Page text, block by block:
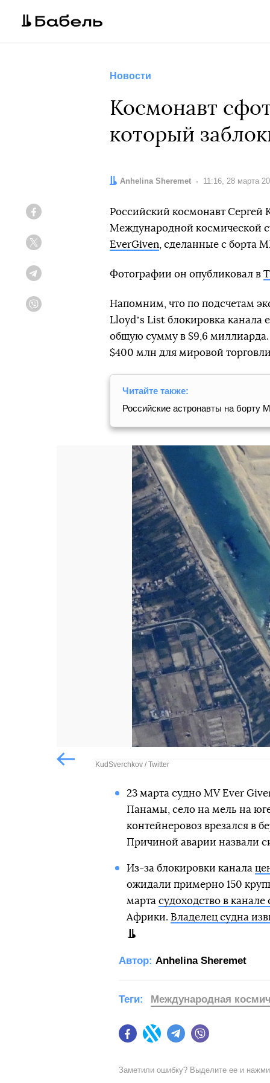
Новости
Космонавт
который
Автор:
Anhelina Sheremet Дата:
11:16, 28 марта
Российский космонавт Сергей
Международной космической
EverGiven , сделанные с борта
Фотографии он опубликовал в
Напомним, что по подсчетам
Lloydʼs List блокировка канала
общую сумму в $9,6 миллиарда.
$400 млн для мировой
Читайте также:
Российские астронавты на
Попередній слайд
Попередній слайд
KudSverchkov / Twitter
23 марта судно MV Ever
Панамы, село на мель на
контейнеровоз врезался в
Причиной аварии назвали
Из-за блокировки канала
ожидали примерно 150
марта судоходство в канале
Африки. Владелец судна
Автор: Anhelina Sheremet
FacebookTwitter Telegram
Теги: Международная
Заметили ошибку? Выделите ее и